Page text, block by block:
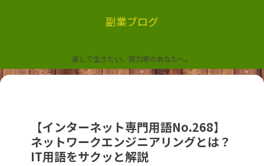
副業ブログ
楽して生きたい、努力家のあなたへ。
【インターネット専門用語No.268】
ネットワークエンジニアリングとは？
IT用語をサクッと解説